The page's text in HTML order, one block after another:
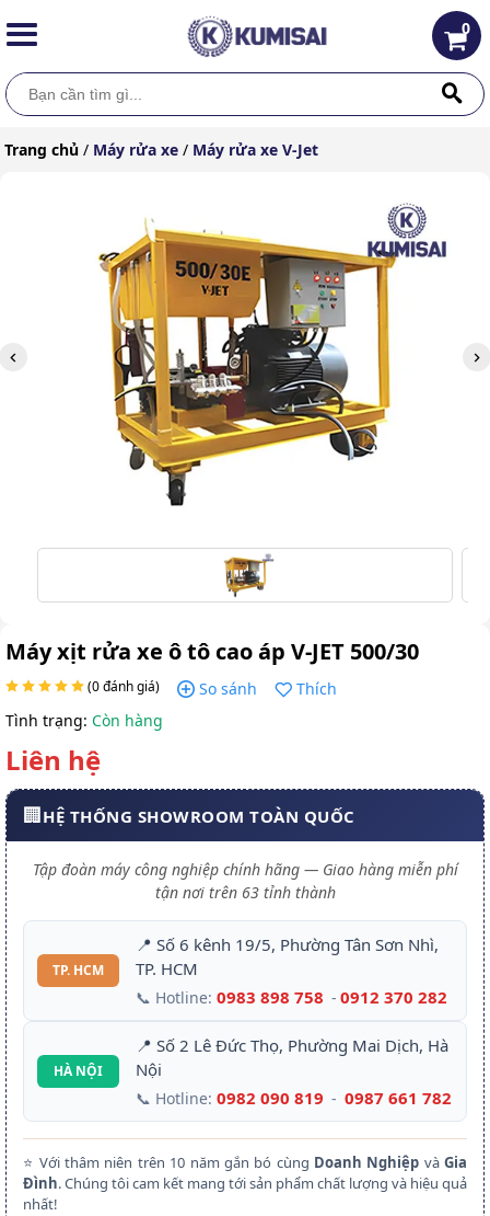
0
Trang chủ / Máy rửa xe / Máy rửa xe V-Jet
Máy xịt rửa xe ô tô cao áp V-JET 500/30
(0 đánh giá) So sánh
Thích
Tình trạng: Còn hàng
Liên hệ
🏢HỆ THỐNG SHOWROOM TOÀN QUỐC
Tập đoàn máy công nghiệp chính hãng — Giao hàng miễn phí
tận nơi trên 63 tỉnh thành
TP. HCM
📍 Số 6 kênh 19/5, Phường Tân Sơn Nhì,
TP. HCM
📞 Hotline: 0983 898 758 - 0912 370 282
HÀ NỘI
📍 Số 2 Lê Đức Thọ, Phường Mai Dịch, Hà
Nội
📞 Hotline: 0982 090 819 - 0987 661 782
⭐ Với thâm niên trên 10 năm gắn bó cùng Doanh Nghiệp vàGia
Đình. Chúng tôi cam kết mang tới sản phẩm chất lượng và hiệu quả
nhất!